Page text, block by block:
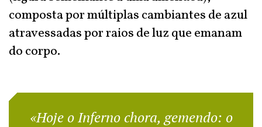
composta por múltiplas cambiantes de azul
atravessadas por raios de luz que emanam
do corpo.
«Hoje o Inferno chora, gemendo: o